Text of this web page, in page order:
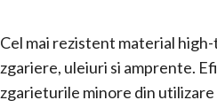
Cel mai rezistent material
zgariere, uleiuri si amprente.
zgarieturile minore din utilizare